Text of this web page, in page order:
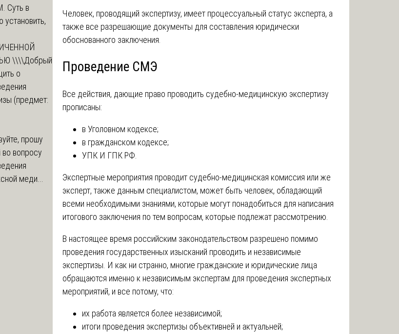
Человек, проводящий экспертизу, имеет процессуальный статус эксперта, а
также все разрешающие документы для составления юридически
обоснованного заключения.
Проведение СМЭ
Все действия, дающие право проводить судебно-медицинскую экспертизу
прописаны:
в Уголовном кодексе;
в гражданском кодексе;
УПК И ГПК РФ.
Экспертные мероприятия проводит судебно-медицинская комиссия или же
эксперт, также данным специалистом, может быть человек, обладающий
всеми необходимыми знаниями, которые могут понадобиться для написания
итогового заключения по тем вопросам, которые подлежат рассмотрению.
В настоящее время российским законодательством разрешено помимо
проведения государственных изысканий проводить и независимые
экспертизы. И как ни странно, многие гражданские и юридические лица
обращаются именно к независимым экспертам для проведения экспертных
мероприятий, и все потому, что:
их работа является более независимой;
итоги проведения экспертизы объективней и актуальней;
Суть в
\\\\Добрый
о
(предмет:
прошу
во вопросу
меди...